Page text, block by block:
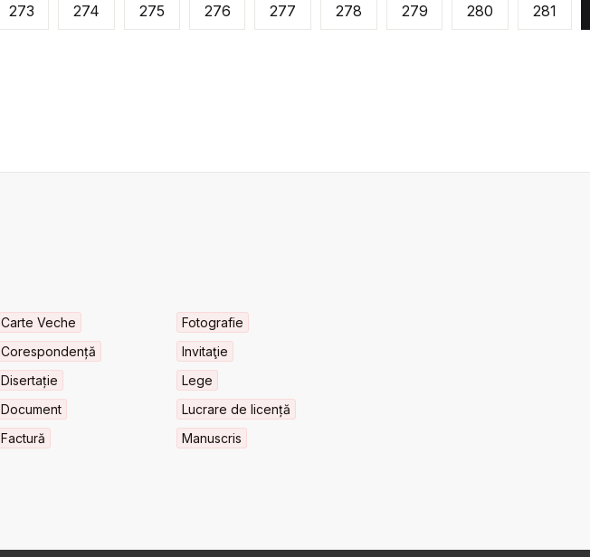
273 274 275 276 277 278 279 280 281
Carte Veche
Corespondență
Disertație
Document
Factură
Fotografie
Invitaţie
Lege
Lucrare de licență
Manuscris